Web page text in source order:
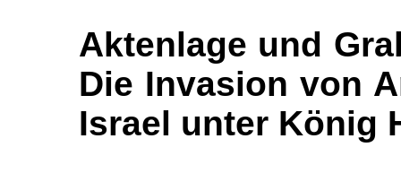
Aktenlage und
Die Invasion von
Israel unter König